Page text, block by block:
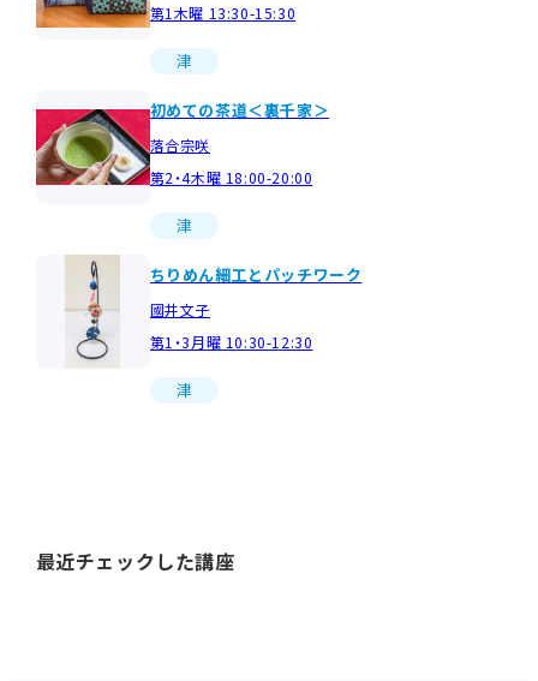
第1木曜 13:30-15:30
津
初めての茶道＜裏千家＞
落合宗咲
第2・4木曜 18:00-20:00
津
ちりめん細工とパッチワーク
國井文子
第1・3月曜 10:30-12:30
津
最近チェックした講座